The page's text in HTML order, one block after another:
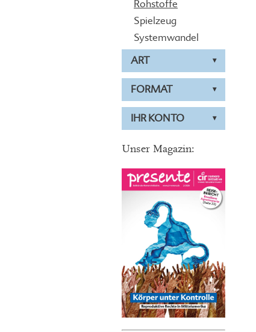
Rohstoffe
Spielzeug
Systemwandel
ART
FORMAT
IHR KONTO
Unser Magazin: